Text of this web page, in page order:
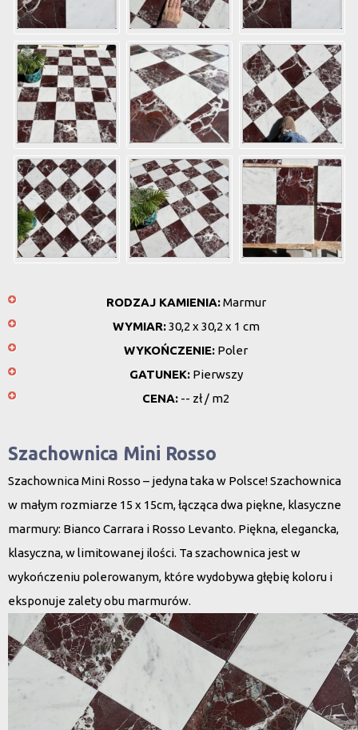
RODZAJ KAMIENIA:Marmur
WYMIAR:30,2 x 30,2 x 1 cm
WYKOŃCZENIE: Poler
GATUNEK:Pierwszy
CENA: -- zł / m2
Szachownica Mini Rosso
Szachownica Mini Rosso – jedyna taka w Polsce! Szachownica
w małym rozmiarze 15 x 15cm, łącząca dwa piękne, klasyczne
marmury: Bianco Carrara i Rosso Levanto. Piękna, elegancka,
klasyczna, w limitowanej ilości. Ta szachownica jest w
wykończeniu polerowanym, które wydobywa głębię koloru i
eksponuje zalety obu marmurów.